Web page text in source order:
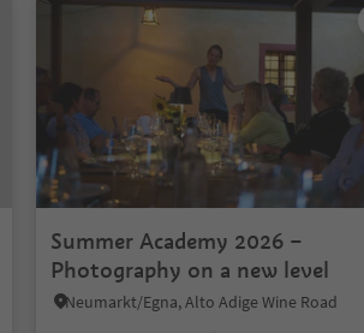
Summer Academy 2026 –
Photography on a new level
Neumarkt/Egna, Alto Adige Wine Road